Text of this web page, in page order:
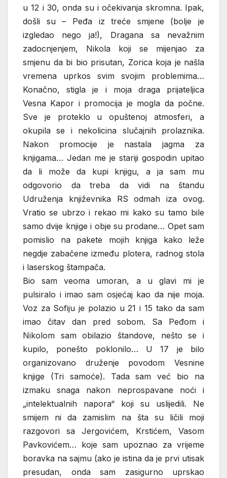
u 12 i 30, onda su i očekivanja skromna. Ipak,
došli su – Peđa iz treće smjene (bolje je
izgledao nego ja!), Dragana sa nevažnim
zadocnjenjem, Nikola koji se mijenjao za
smjenu da bi bio prisutan, Zorica koja je našla
vremena uprkos svim svojim problemima…
Konačno, stigla je i moja draga prijateljica
Vesna Kapor i promocija je mogla da počne.
Sve je proteklo u opuštenoj atmosferi, a
okupila se i nekolicina slučajnih prolaznika.
Nakon promocije je nastala jagma za
knjigama… Jedan me je stariji gospodin upitao
da li može da kupi knjigu, a ja sam mu
odgovorio da treba da vidi na štandu
Udruženja književnika RS odmah iza ovog.
Vratio se ubrzo i rekao mi kako su tamo bile
samo dvije knjige i obje su prodane… Opet sam
pomislio na pakete mojih knjiga kako leže
negdje zabačene između plotera, radnog stola
i laserskog štampača.
Bio sam veoma umoran, a u glavi mi je
pulsiralo i imao sam osjećaj kao da nije moja.
Voz za Sofiju je polazio u 21 i 15 tako da sam
imao čitav dan pred sobom. Sa Peđom i
Nikolom sam obilazio štandove, nešto se i
kupilo, ponešto poklonilo… U 17 je bilo
organizovano druženje povodom Vesnine
knjige (Tri samoće). Tada sam već bio na
izmaku snaga nakon neprospavane noći i
„intelektualnih napora“ koji su uslijedili. Ne
smijem ni da zamislim na šta su ličili moji
razgovori sa Jergovićem, Krstićem, Vasom
Pavkovićem… koje sam upoznao za vrijeme
boravka na sajmu (ako je istina da je prvi utisak
presudan, onda sam zasigurno uprskao